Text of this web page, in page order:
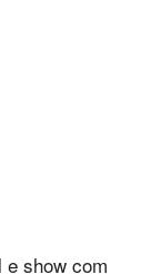
e show com